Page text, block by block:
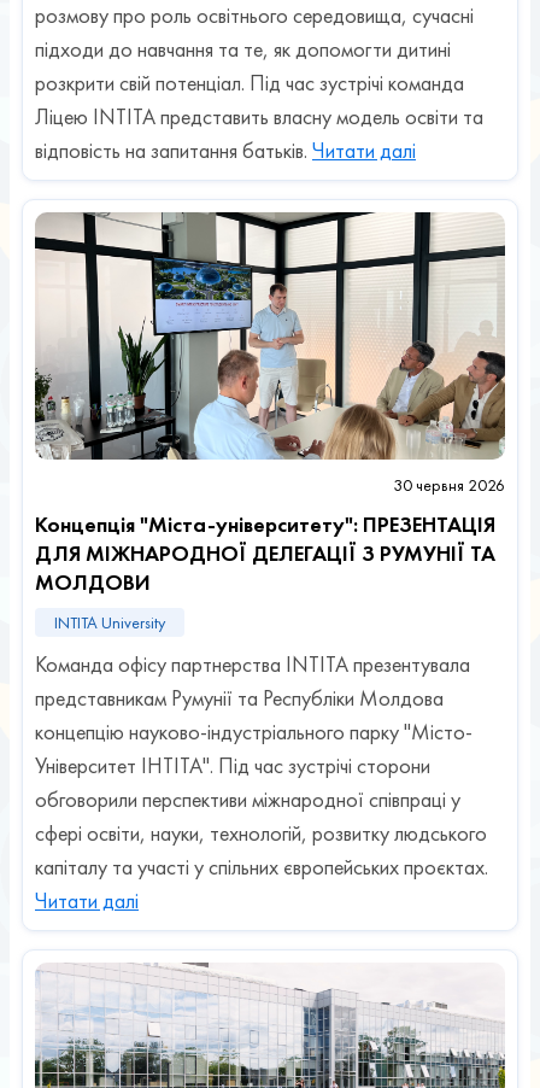
розмову про роль освітнього середовища, сучасні
підходи до навчання та те, як допомогти дитині
розкрити свій потенціал. Під час зустрічі команда
Ліцею INTITA представить власну модель освіти та
відповість на запитання батьків. Читати далі
30 червня 2026
Концепція "Міста-університету": ПРЕЗЕНТАЦІЯ
ДЛЯ МІЖНАРОДНОЇ ДЕЛЕГАЦІЇ З РУМУНІЇ ТА
МОЛДОВИ
INTITA University
Команда офісу партнерства INTITA презентувала
представникам Румунії та Республіки Молдова
концепцію науково-індустріального парку "Місто-
Університет ІНТІТА". Під час зустрічі сторони
обговорили перспективи міжнародної співпраці у
сфері освіти, науки, технологій, розвитку людського
капіталу та участі у спільних європейських проєктах.
Читати далі